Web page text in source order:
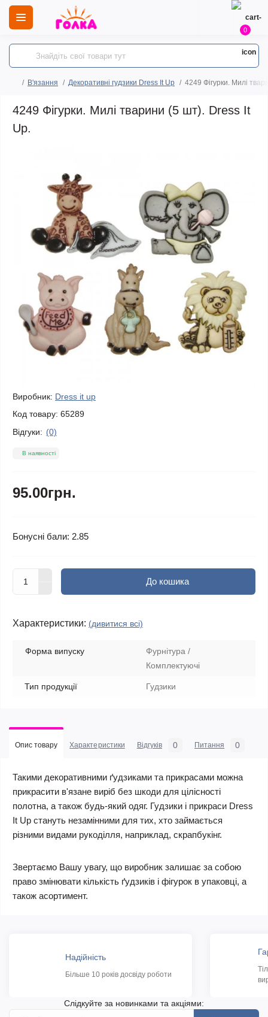
0
В'язання Декоративні гудзики Dress It Up 4249 Фігурки. Милі
4249 Фігурки. Милі тварини (5 шт). Dress It
Up.
Виробник: Dress it up
Код товару: 65289
Відгуки: (0)
В наявності
95.00грн.
Бонусні бали: 2.85
До кошика
Характеристики: (дивитися всі)
Форма випуску
Фурнітура /
Комплектуючі
Тип продукції Гудзики
Опис товару Характеристики Відгуків 0 Питання 0
Такими декоративними ґудзиками та прикрасами можна
прикрасити в'язане виріб без шкоди для цілісності
полотна, а також будь-який одяг. Гудзики і прикраси Dress
It Up стануть незамінними для тих, хто займається
різними видами рукоділля, наприклад, скрапбукінг.
Звертаємо Вашу увагу, що виробник залишає за собою
право змінювати кількість ґудзиків і фігурок в упаковці, а
також асортимент.
Надійність
Більше 10 років досвіду роботи
Слідкуйте за новинками та акціями: